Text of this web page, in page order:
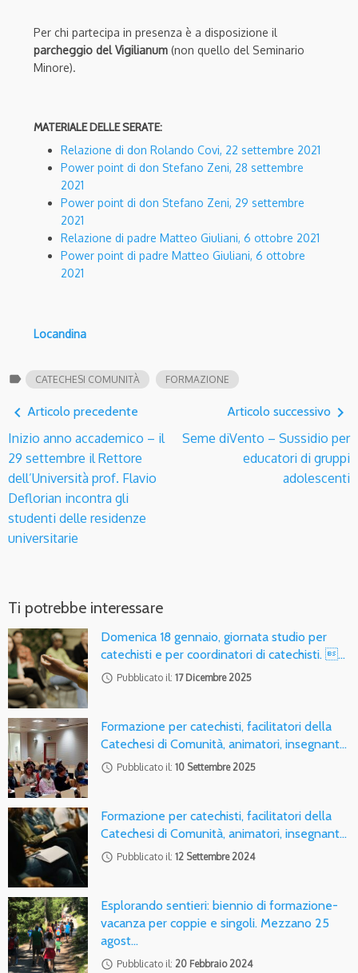
Per chi partecipa in presenza è a disposizione il
parcheggio del Vigilianum (non quello del Seminario
Minore).
MATERIALE DELLE SERATE:
Relazione di don Rolando Covi, 22 settembre 2021
Power point di don Stefano Zeni, 28 settembre
2021
Power point di don Stefano Zeni, 29 settembre
2021
Relazione di padre Matteo Giuliani, 6 ottobre 2021
Power point di padre Matteo Giuliani, 6 ottobre
2021
Locandina
label CATECHESI COMUNITÀ FORMAZIONE
navigate_before Articolo precedente
Inizio anno accademico – il
29 settembre il Rettore
dell’Università prof. Flavio
Deflorian incontra gli
studenti delle residenze
universitarie
Articolo successivo navigate_next
Seme diVento – Sussidio per
educatori di gruppi
adolescenti
Ti potrebbe interessare
Domenica 18 gennaio, giornata studio per
catechisti e per coordinatori di catechisti. …
access_time Pubblicato il: 17 Dicembre 2025
Formazione per catechisti, facilitatori della
Catechesi di Comunità, animatori, insegnant…
access_time Pubblicato il: 10 Settembre 2025
Formazione per catechisti, facilitatori della
Catechesi di Comunità, animatori, insegnant…
access_time Pubblicato il: 12 Settembre 2024
Esplorando sentieri: biennio di formazione-
vacanza per coppie e singoli. Mezzano 25
agost…
access_time Pubblicato il: 20 Febbraio 2024